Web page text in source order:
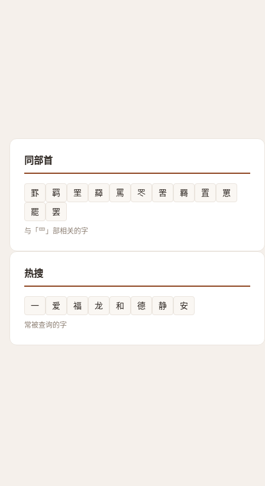
同部首
罫 羁 罜 羄 罵 罖 罟 羇 置
罳
罷
罢
与「罒」部相关的字
热搜
一 爱 福 龙 和 德 静 安
常被查询的字